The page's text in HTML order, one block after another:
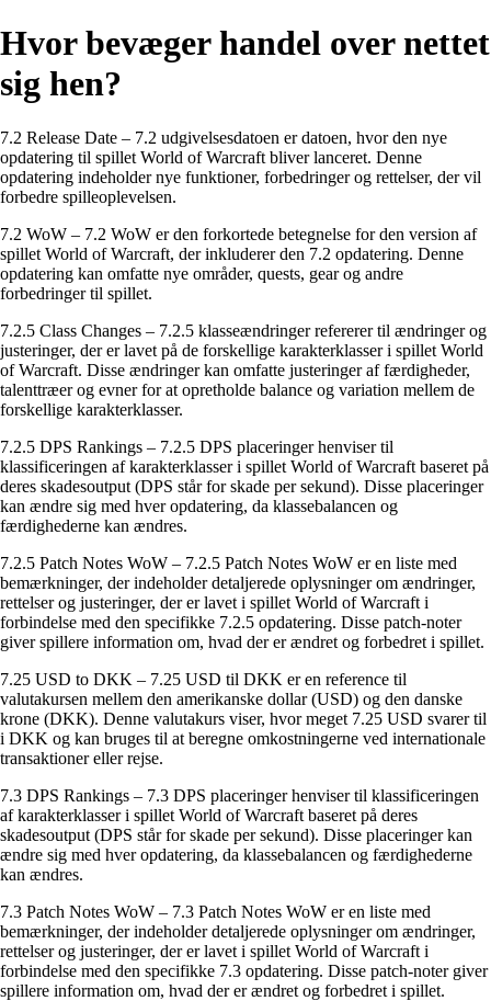
Hvor bevæger handel over nettet
sig hen?
7.2 Release Date – 7.2 udgivelsesdatoen er datoen, hvor den nye
opdatering til spillet World of Warcraft bliver lanceret. Denne
opdatering indeholder nye funktioner, forbedringer og rettelser, der vil
forbedre spilleoplevelsen.
7.2 WoW – 7.2 WoW er den forkortede betegnelse for den version af
spillet World of Warcraft, der inkluderer den 7.2 opdatering. Denne
opdatering kan omfatte nye områder, quests, gear og andre
forbedringer til spillet.
7.2.5 Class Changes – 7.2.5 klasseændringer refererer til ændringer og
justeringer, der er lavet på de forskellige karakterklasser i spillet World
of Warcraft. Disse ændringer kan omfatte justeringer af færdigheder,
talenttræer og evner for at opretholde balance og variation mellem de
forskellige karakterklasser.
7.2.5 DPS Rankings – 7.2.5 DPS placeringer henviser til
klassificeringen af ​​karakterklasser i spillet World of Warcraft baseret på
deres skadesoutput (DPS står for skade per sekund). Disse placeringer
kan ændre sig med hver opdatering, da klassebalancen og
færdighederne kan ændres.
7.2.5 Patch Notes WoW – 7.2.5 Patch Notes WoW er en liste med
bemærkninger, der indeholder detaljerede oplysninger om ændringer,
rettelser og justeringer, der er lavet i spillet World of Warcraft i
forbindelse med den specifikke 7.2.5 opdatering. Disse patch-noter
giver spillere information om, hvad der er ændret og forbedret i spillet.
7.25 USD to DKK – 7.25 USD til DKK er en reference til
valutakursen mellem den amerikanske dollar (USD) og den danske
krone (DKK). Denne valutakurs viser, hvor meget 7.25 USD svarer til
i DKK og kan bruges til at beregne omkostningerne ved internationale
transaktioner eller rejse.
7.3 DPS Rankings – 7.3 DPS placeringer henviser til klassificeringen
af ​​karakterklasser i spillet World of Warcraft baseret på deres
skadesoutput (DPS står for skade per sekund). Disse placeringer kan
ændre sig med hver opdatering, da klassebalancen og færdighederne
kan ændres.
7.3 Patch Notes WoW – 7.3 Patch Notes WoW er en liste med
bemærkninger, der indeholder detaljerede oplysninger om ændringer,
rettelser og justeringer, der er lavet i spillet World of Warcraft i
forbindelse med den specifikke 7.3 opdatering. Disse patch-noter giver
spillere information om, hvad der er ændret og forbedret i spillet.